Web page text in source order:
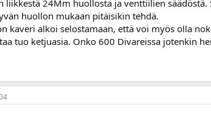
liikkestä 24Mm huollosta ja venttiilien
huollon mukaan pitäisikin tehdä.
kaveri alkoi selostamaan, että voi myös olla
tuo ketjuasia. Onko 600 Divareissa jotenkin